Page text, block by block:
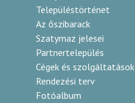
Településtörténet
Az őszibarack
Szatymaz jelesei
Partnertelepülés
Cégek és szolgáltatások
Rendezési terv
Fotóalbum